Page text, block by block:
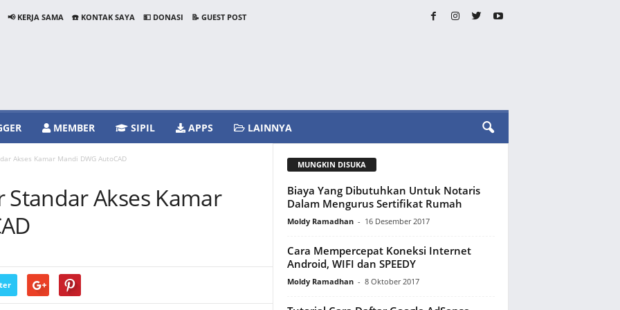
📢 KERJA SAMA ☎️ KONTAK SAYA 💵 DONASI
📝 GUEST POST
MEMBER SIPIL APPS LAINNYA
Akses Kamar Mandi DWG AutoCAD
Akses Kamar
MUNGKIN DISUKA
Biaya Yang Dibutuhkan Untuk Notaris
Dalam Mengurus Sertifikat Rumah
Moldy Ramadhan - 16 Desember 2017
Cara Mempercepat Koneksi Internet
Android, WIFI dan SPEEDY
Moldy Ramadhan - 8 Oktober 2017